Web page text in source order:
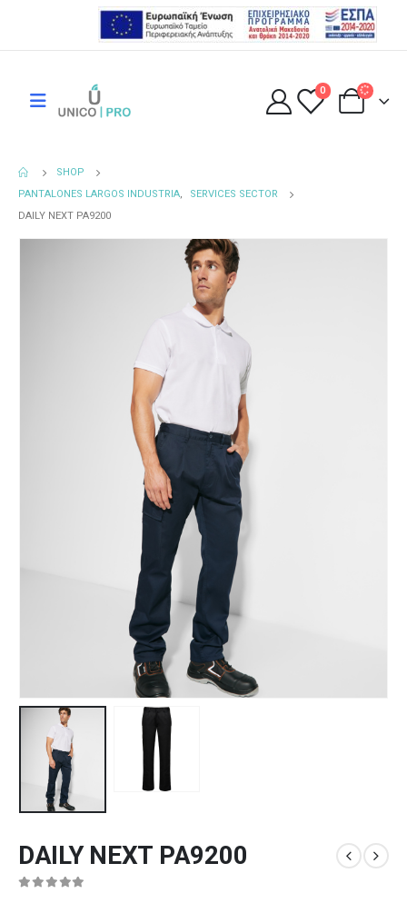
0
SHOP
PANTALONES LARGOS INDUSTRIA,
SERVICES SECTOR
DAILY NEXT PA9200
DAILY NEXT PA9200